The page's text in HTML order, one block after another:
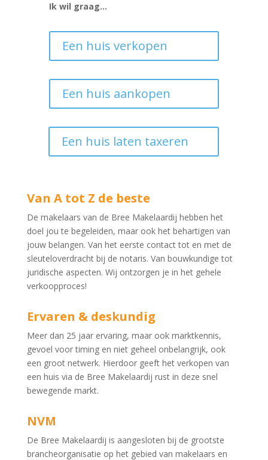
Ik wil graag…
Een huis verkopen
Een huis aankopen
Een huis laten taxeren
Van A tot Z de beste
De makelaars van de Bree Makelaardij hebben het
doel jou te begeleiden, maar ook het behartigen van
jouw belangen. Van het eerste contact tot en met de
sleuteloverdracht bij de notaris. Van bouwkundige tot
juridische aspecten. Wij ontzorgen je in het gehele
verkoopproces!
Ervaren & deskundig
Meer dan 25 jaar ervaring, maar ook marktkennis,
gevoel voor timing en niet geheel onbelangrijk, ook
een groot netwerk. Hierdoor geeft het verkopen van
een huis via de Bree Makelaardij rust in deze snel
bewegende markt.
NVM
De Bree Makelaardij is aangesloten bij de grootste
brancheorganisatie op het gebied van makelaars en